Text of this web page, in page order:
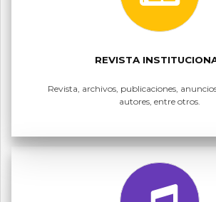
REVISTA
Revista, archivos, publicaciones,
autores, entre otros.